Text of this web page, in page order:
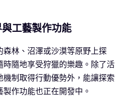
工藝製作功能
森林、沼澤或沙漠等原野上探
時隨地享受狩獵的樂趣。除了活
機制取得行動優勢外，能讓探索
作功能也正在開發中。